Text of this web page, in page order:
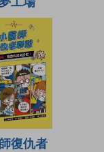
復仇者